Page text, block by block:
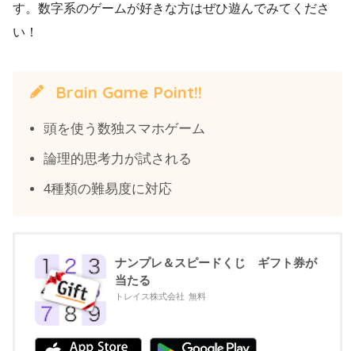
す。数字系のゲームが好きな方はぜひ遊んでみてくださ
い！
Brain Game Point!!
頭を使う数独スマホゲーム
論理的思考力が試される
4種類の難易度に対応
ナンプレ＆スピードくじ ギフト券が
当たる
トレイス株式会社 無料